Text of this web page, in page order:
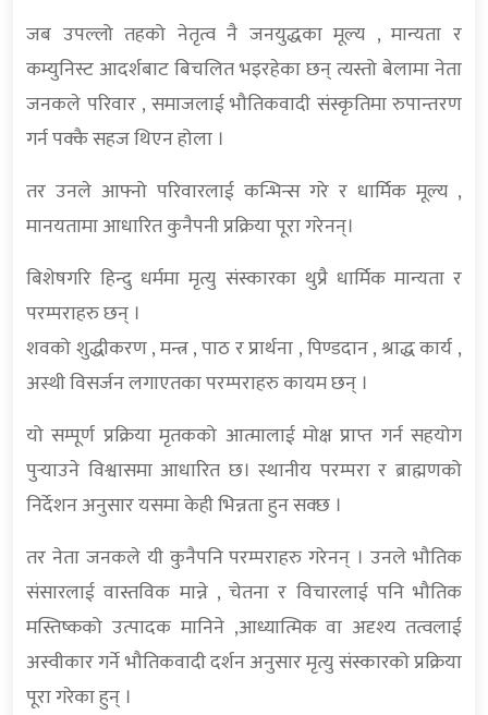
जब उपल्लो तहको नेतृत्व नै जनयुद्धका मूल्य , मान्यता र
कम्युनिस्ट आदर्शबाट बिचलित भइरहेका छन् त्यस्तो बेलामा नेता
जनकले परिवार , समाजलाई भौतिकवादी संस्कृतिमा रुपान्तरण
गर्न पक्कै सहज थिएन होला ।
तर उनले आफ्नो परिवारलाई कन्भिन्स गरे र धार्मिक मूल्य ,
मानयतामा आधारित कुनैपनी प्रक्रिया पूरा गरेनन्।
बिशेषगरि हिन्दु धर्ममा मृत्यु संस्कारका थुप्रै धार्मिक मान्यता र
परम्पराहरु छन् ।
शवको शुद्धीकरण , मन्त्र , पाठ र प्रार्थना , पिण्डदान , श्राद्ध कार्य ,
अस्थी विसर्जन लगाएतका परम्पराहरु कायम छन् ।
यो सम्पूर्ण प्रक्रिया मृतकको आत्मालाई मोक्ष प्राप्त गर्न सहयोग
पुर्‍याउने विश्वासमा आधारित छ। स्थानीय परम्परा र ब्राह्मणको
निर्देशन अनुसार यसमा केही भिन्नता हुन सक्छ ।
तर नेता जनकले यी कुनैपनि परम्पराहरु गरेनन् । उनले भौतिक
संसारलाई वास्तविक मान्ने , चेतना र विचारलाई पनि भौतिक
मस्तिष्कको उत्पादक मानिने ,आध्यात्मिक वा अदृश्य तत्वलाई
अस्वीकार गर्ने भौतिकवादी दर्शन अनुसार मृत्यु संस्कारको प्रक्रिया
पूरा गरेका हुन् ।